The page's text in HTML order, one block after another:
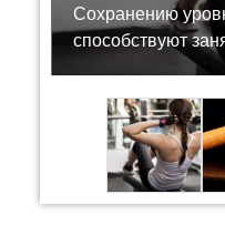
Сохранению
способствуют